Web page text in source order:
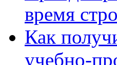
время
Как
учебно-